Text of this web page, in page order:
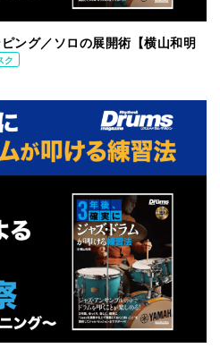
ング／ソロの展開術【横山和明
ク